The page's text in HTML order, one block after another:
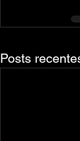
Posts